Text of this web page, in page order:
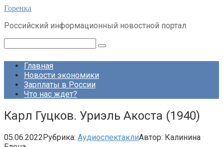
Перейти
контенту
Горенка
Российский информационный новостной портал
Главная
Новости экономики
Зарплаты в России
Что нас ждет?
Карл Гуцков. Уриэль Акоста (1940)
05.06.2022Рубрика: АудиоспектаклиАвтор: Калинина